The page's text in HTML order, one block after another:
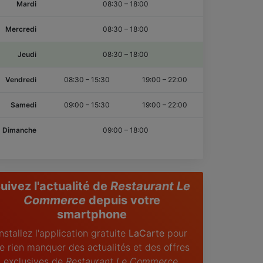
Mardi 08:30 – 18:00
Mercredi 08:30 – 18:00
Jeudi 08:30 – 18:00
Vendredi 08:30 – 15:30 19:00 – 22:00
Samedi 09:00 – 15:30 19:00 – 22:00
Dimanche 09:00 – 18:00
l'actualité de Restaurant Le
Commerce depuis votre
smartphone
l'application gratuite LaCartepour
rien manquer des actualités et des offres